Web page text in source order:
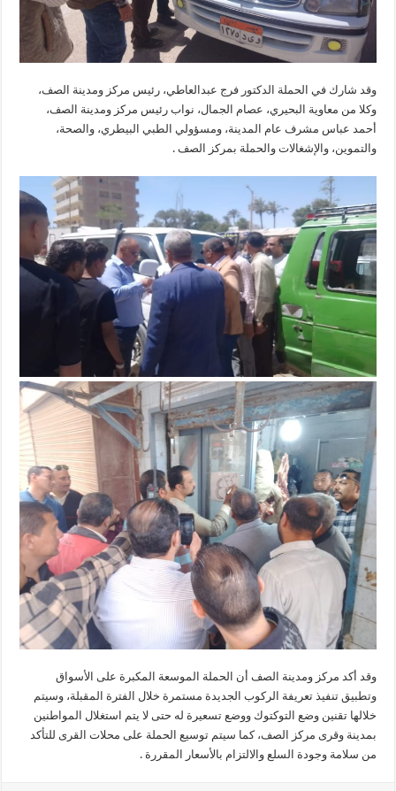
وقد شارك في الحملة الدكتور فرج عبدالعاطي، رئيس مركز ومدينة الصف،
وكلا من معاوية البحيري، عصام الجمال، نواب رئيس مركز ومدينة الصف،
أحمد عباس مشرف عام المدينة، ومسؤولي الطبي البيطري، والصحة،
والتموين، والإشغالات والحملة بمركز الصف .
وقد أكد مركز ومدينة الصف أن الحملة الموسعة المكبرة على الأسواق
وتطبيق تنفيذ تعريفة الركوب الجديدة مستمرة خلال الفترة المقبلة، وسيتم
خلالها تقنين وضع التوكتوك ووضع تسعيرة له حتى لا يتم استغلال المواطنين
بمدينة وقرى مركز الصف، كما سيتم توسيع الحملة على محلات القرى للتأكد
من سلامة وجودة السلع والالتزام بالأسعار المقررة .